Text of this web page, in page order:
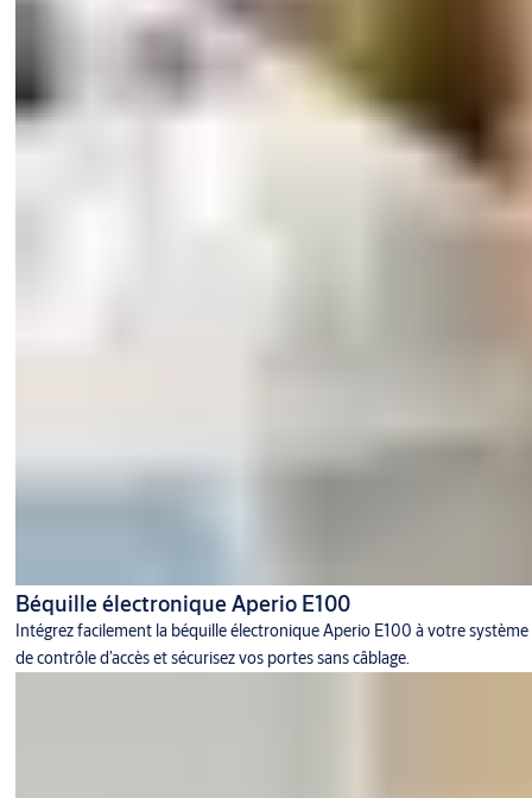
Béquille électronique Aperio E100
Intégrez facilement la béquille électronique Aperio E100 à votre système
de contrôle d’accès et sécurisez vos portes sans câblage.